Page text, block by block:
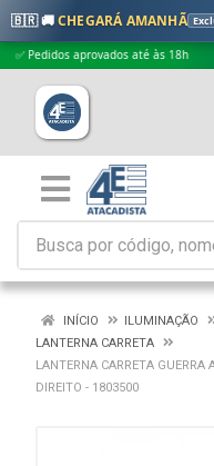
🇧🇷 🚚CHEGARÁ AMANHÃ
aprovados até às 18h
INÍCIO
ILUMINAÇÃO
LANTERNA CARRETA
LANTERNA CARRETA GUERRA
DIREITO - 1803500